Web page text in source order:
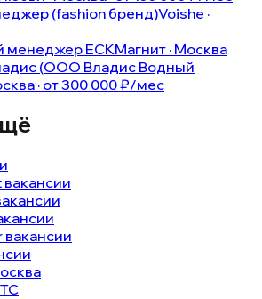
(fashion бренд)Voishe ·
менеджер ЕСКМагнит · Москва
(ООО Владис Водный
· от 300 000 ₽/мес
вакансии